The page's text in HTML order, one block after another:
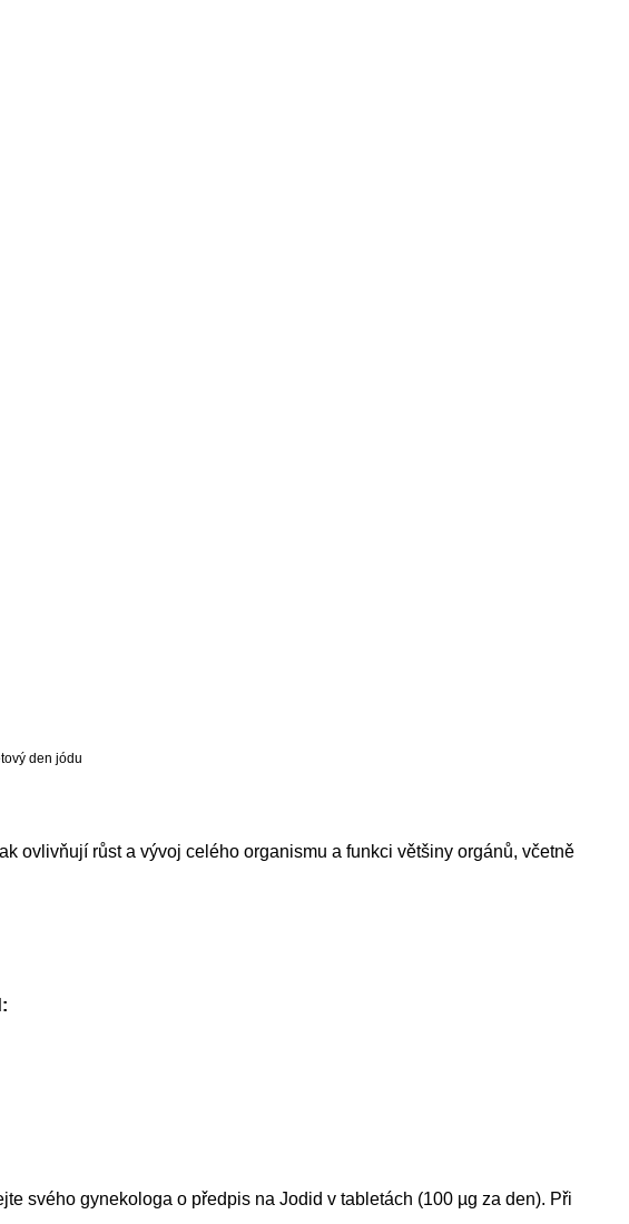
den jódu
ovlivňují růst a vývoj celého organismu a funkci většiny orgánů, včetně
svého gynekologa o předpis na Jodid v tabletách (100 µg za den). Při